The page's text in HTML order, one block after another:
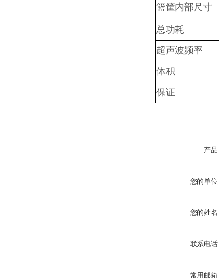
篮筐内部尺寸
总功耗
超声波频率
体积
保证
产品
您的单位
您的姓名
联系电话
常用邮箱